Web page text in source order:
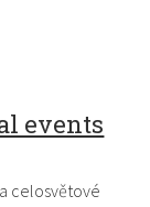
events
celosvětové